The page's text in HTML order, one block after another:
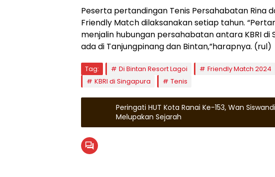
Peserta pertandingan Tenis Persahabatan Rina
Friendly Match dilaksanakan setiap tahun.
menjalin hubungan persahabatan antara KBRI di
ada di Tanjungpinang dan Bintan,”harapnya. (rul)
Tag: Di Bintan Resort Lagoi Friendly Match 2024
KBRI di Singapura
Tenis
Peringati HUT Kota Ranai Ke-153, Wan
Melupakan Sejarah